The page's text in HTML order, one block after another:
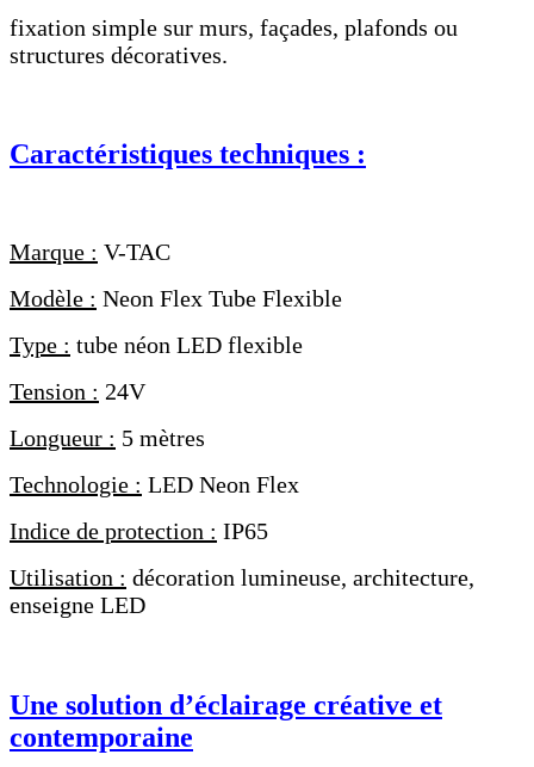
fixation simple sur murs, façades, plafonds ou
structures décoratives.
Caractéristiques techniques :
Marque : V-TAC
Modèle : Neon Flex Tube Flexible
Type : tube néon LED flexible
Tension : 24V
Longueur : 5 mètres
Technologie : LED Neon Flex
Indice de protection : IP65
Utilisation : décoration lumineuse, architecture,
enseigne LED
Une solution d’éclairage créative et
contemporaine